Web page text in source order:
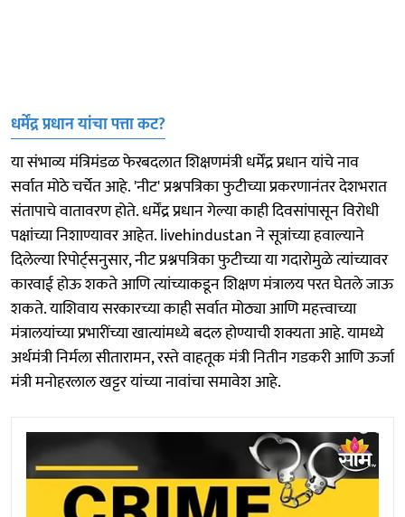
धर्मेंद्र प्रधान यांचा पत्ता कट?
या संभाव्य मंत्रिमंडळ फेरबदलात शिक्षणमंत्री धर्मेंद्र प्रधान यांचे नाव
सर्वात मोठे चर्चेत आहे. 'नीट' प्रश्नपत्रिका फुटीच्या प्रकरणानंतर देशभरात
संतापाचे वातावरण होते. धर्मेंद्र प्रधान गेल्या काही दिवसांपासून विरोधी
पक्षांच्या निशाण्यावर आहेत. livehindustan ने सूत्रांच्या हवाल्याने
दिलेल्या रिपोर्ट्सनुसार, नीट प्रश्नपत्रिका फुटीच्या या गदारोमुळे त्यांच्यावर
कारवाई होऊ शकते आणि त्यांच्याकडून शिक्षण मंत्रालय परत घेतले जाऊ
शकते. याशिवाय सरकारच्या काही सर्वात मोठ्या आणि महत्त्वाच्या
मंत्रालयांच्या प्रभारींच्या खात्यांमध्ये बदल होण्याची शक्यता आहे. यामध्ये
अर्थमंत्री निर्मला सीतारामन, रस्ते वाहतूक मंत्री नितीन गडकरी आणि ऊर्जा
मंत्री मनोहरलाल खट्टर यांच्या नावांचा समावेश आहे.